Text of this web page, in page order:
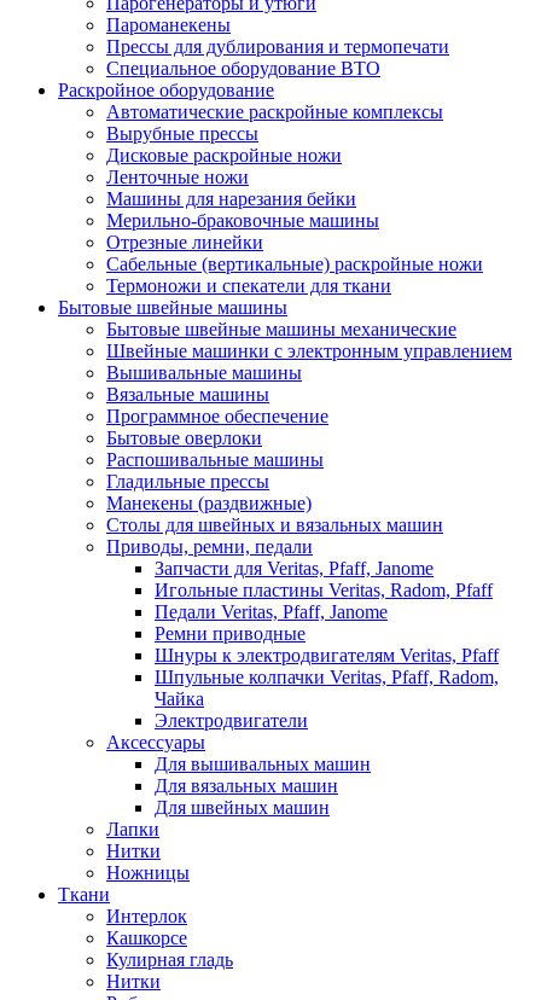
Пароманекены
Прессы для дублирования и термопечати
Специальное оборудование ВТО
Раскройное оборудование
Автоматические раскройные комплексы
Вырубные прессы
Дисковые раскройные ножи
Ленточные ножи
Машины для нарезания бейки
Мерильно-браковочные машины
Отрезные линейки
Сабельные (вертикальные) раскройные ножи
Термоножи и спекатели для ткани
Бытовые швейные машины
Бытовые швейные машины механические
Швейные машинки с электронным управлением
Вышивальные машины
Вязальные машины
Программное обеспечение
Бытовые оверлоки
Распошивальные машины
Гладильные прессы
Манекены (раздвижные)
Столы для швейных и вязальных машин
Приводы, ремни, педали
Запчасти для Veritas, Pfaff, Janome
Игольные пластины Veritas, Radom, Pfaff
Педали Veritas, Pfaff, Janome
Ремни приводные
Шнуры к электродвигателям Veritas, Pfaff
Шпульные колпачки Veritas, Pfaff, Radom,
Чайка
Электродвигатели
Аксессуары
Для вышивальных машин
Для вязальных машин
Для швейных машин
Лапки
Нитки
Ножницы
Ткани
Интерлок
Кашкорсе
Кулирная гладь
Нитки